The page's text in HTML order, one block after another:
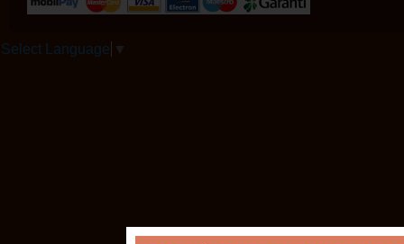
Select Language